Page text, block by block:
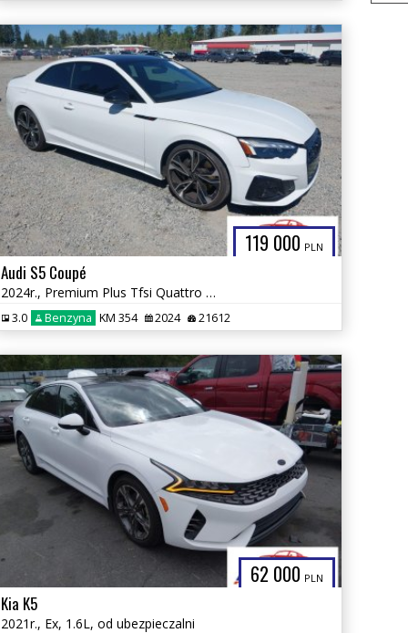
119 000 PLN
Audi S5 Coupé
2024r., Premium Plus Tfsi Quattro Tiptronic, 3L, od ubezpieczalni
3.0 Benzyna KM 354 2024 21612
62 000 PLN
Kia K5
2021r., Ex, 1.6L, od ubezpieczalni